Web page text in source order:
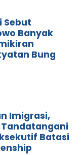
Sebut
Banyak
Bung
Imigrasi,
Batasi